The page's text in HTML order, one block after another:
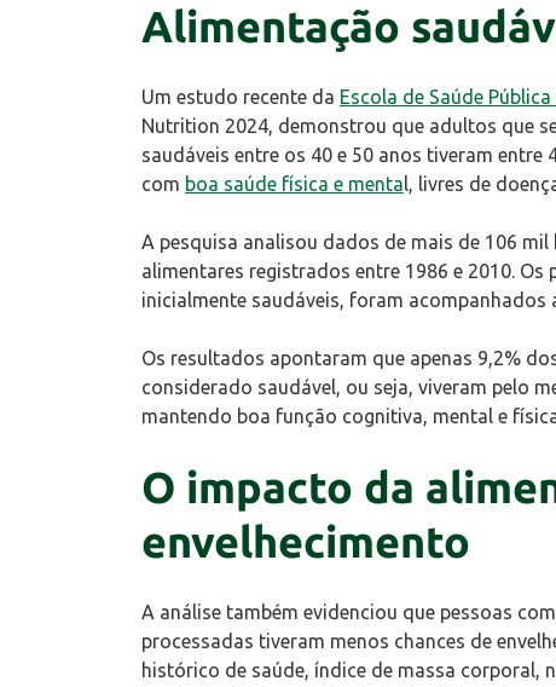
Alimentação
Um estudo recente da Escola de Saúde
Nutrition 2024, demonstrou que adultos que
saudáveis entre os 40 e 50 anos tiveram entre
com boa saúde física e mental, livres de
A pesquisa analisou dados de mais de 106
alimentares registrados entre 1986 e 2010.
inicialmente saudáveis, foram acompanhados
Os resultados apontaram que apenas 9,2%
considerado saudável, ou seja, viveram pelo
mantendo boa função cognitiva, mental e
O impacto da
envelhecimento
A análise também evidenciou que pessoas
processadas tiveram menos chances de
histórico de saúde, índice de massa corporal,